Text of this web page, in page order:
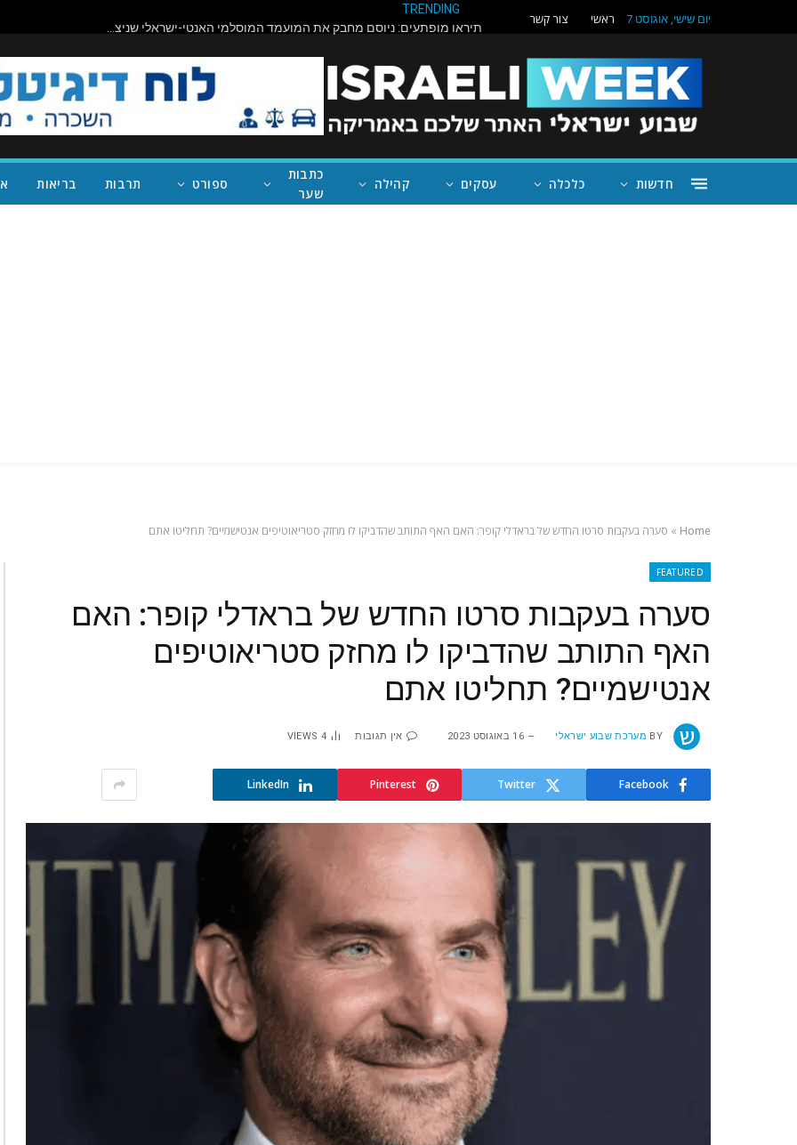
יום שישי, אוגוסט 7 ראשי צור קשר
TRENDING
תיראו מופתעים: ניוסם מחבק את המועמד המוסלמי האנטי-ישראלי שניצח במישיגן; ככה נעצור את טראמפ
חדשות כלכלה עסקים קהילה
כתבות
שער
ספורט תרבות בריאות
Home
» סערה בעקבות סרטו החדש של בראדלי קופר: האם האף התותב שהדביקו לו מחזק סטריאוטיפים אנטישמיים? תחליטו אתם
FEATURED
סערה בעקבות סרטו החדש של בראדלי קופר: האם
האף התותב שהדביקו לו מחזק סטריאוטיפים
אנטישמיים? תחליטו אתם
BY מערכת שבוע ישראלי 16 באוגוסט 2023 אין תגובות 4
VIEWS
Facebook
Twitter
Pinterest
LinkedIn